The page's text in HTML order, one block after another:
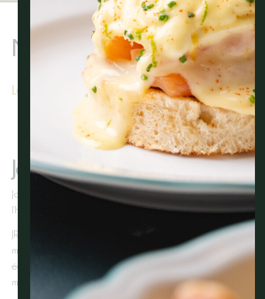
Menus
Le Deli Le Petit CaféRobuchon Monaco
Joël Robuchon
Joël Robuchon International (JRI) rend hommage à
l’héritage de Joël Robuchon.
JRI est le groupe de restauration le plus étoilé au
monde, avec 21 étoiles Michelin. Le groupe gère
également les licences de 29 sites opérationnels dans le
monde.